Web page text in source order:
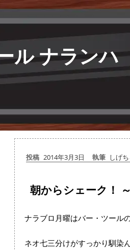
ル ナランハ
投稿 2014年3月3日 執筆 しげ
朝からシェーク！
ナラブロ月曜はバー・ツール
ネオ七三分けがすっかり馴染